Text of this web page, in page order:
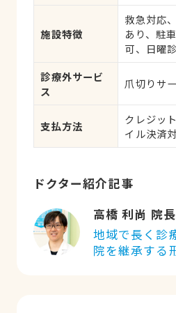
血液・免
患、皮膚
患、腎・
ルギー、
施設特徴
救急対応
あり、駐
可、日曜
診療外サービ
ス
爪切りサ
支払方法
クレジッ
イル決済
ドクター紹介記事
高橋 利尚 院長
地域で長く診
院を継承する